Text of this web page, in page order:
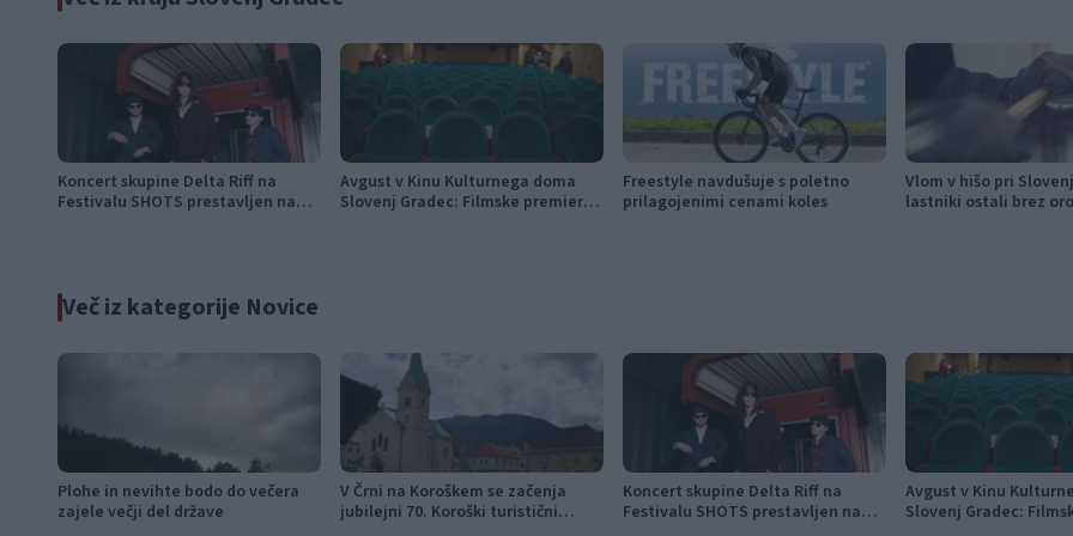
Koncert skupine Delta Riff na
Festivalu SHOTS prestavljen na
Avgust v Kinu Kulturnega doma
Slovenj Gradec: Filmske premiere,
Freestyle navdušuje s poletno
prilagojenimi cenami koles
Vlom v hišo pri
lastniki ostali brez
Več iz kategorije Novice
Plohe in nevihte bodo do večera
zajele večji del države
V Črni na Koroškem se začenja
jubilejni 70. Koroški turistični
Koncert skupine Delta Riff na
Festivalu SHOTS prestavljen na
Avgust v Kinu
Slovenj Gradec: